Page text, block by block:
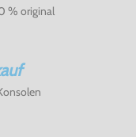
% original